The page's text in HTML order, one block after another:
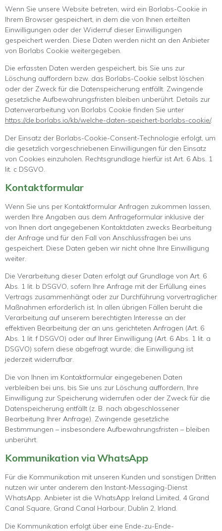
Wenn Sie unsere Website betreten, wird ein Borlabs-Cookie in
Ihrem Browser gespeichert, in dem die von Ihnen erteilten
Einwilligungen oder der Widerruf dieser Einwilligungen
gespeichert werden. Diese Daten werden nicht an den Anbieter
von Borlabs Cookie weitergegeben.
Die erfassten Daten werden gespeichert, bis Sie uns zur
Löschung auffordern bzw. das Borlabs-Cookie selbst löschen
oder der Zweck für die Datenspeicherung entfällt. Zwingende
gesetzliche Aufbewahrungsfristen bleiben unberührt. Details zur
Datenverarbeitung von Borlabs Cookie finden Sie unter
https://de.borlabs.io/kb/welche-daten-speichert-borlabs-cookie/.
Der Einsatz der Borlabs-Cookie-Consent-Technologie erfolgt, um
die gesetzlich vorgeschriebenen Einwilligungen für den Einsatz
von Cookies einzuholen. Rechtsgrundlage hierfür ist Art. 6 Abs. 1
lit. c DSGVO.
Kontaktformular
Wenn Sie uns per Kontaktformular Anfragen zukommen lassen,
werden Ihre Angaben aus dem Anfrageformular inklusive der
von Ihnen dort angegebenen Kontaktdaten zwecks Bearbeitung
der Anfrage und für den Fall von Anschlussfragen bei uns
gespeichert. Diese Daten geben wir nicht ohne Ihre Einwilligung
weiter.
Die Verarbeitung dieser Daten erfolgt auf Grundlage von Art. 6
Abs. 1 lit. b DSGVO, sofern Ihre Anfrage mit der Erfüllung eines
Vertrags zusammenhängt oder zur Durchführung vorvertraglicher
Maßnahmen erforderlich ist. In allen übrigen Fällen beruht die
Verarbeitung auf unserem berechtigten Interesse an der
effektiven Bearbeitung der an uns gerichteten Anfragen (Art. 6
Abs. 1 lit. f DSGVO) oder auf Ihrer Einwilligung (Art. 6 Abs. 1 lit. a
DSGVO) sofern diese abgefragt wurde; die Einwilligung ist
jederzeit widerrufbar.
Die von Ihnen im Kontaktformular eingegebenen Daten
verbleiben bei uns, bis Sie uns zur Löschung auffordern, Ihre
Einwilligung zur Speicherung widerrufen oder der Zweck für die
Datenspeicherung entfällt (z. B. nach abgeschlossener
Bearbeitung Ihrer Anfrage). Zwingende gesetzliche
Bestimmungen – insbesondere Aufbewahrungsfristen – bleiben
unberührt.
Kommunikation via WhatsApp
Für die Kommunikation mit unseren Kunden und sonstigen Dritten
nutzen wir unter anderem den Instant-Messaging-Dienst
WhatsApp. Anbieter ist die WhatsApp Ireland Limited, 4 Grand
Canal Square, Grand Canal Harbour, Dublin 2, Irland.
Die Kommunikation erfolgt über eine Ende-zu-Ende-